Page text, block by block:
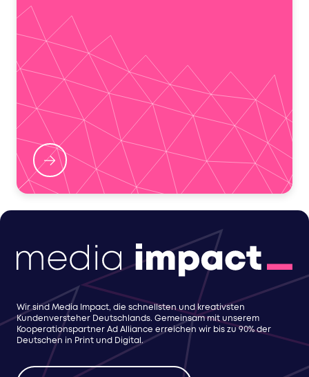
Wir sind Media Impact, die schnellsten und kreativsten
Kundenversteher Deutschlands. Gemeinsam mit unserem
Kooperationspartner Ad Alliance erreichen wir bis zu 90% der
Deutschen in Print und Digital.